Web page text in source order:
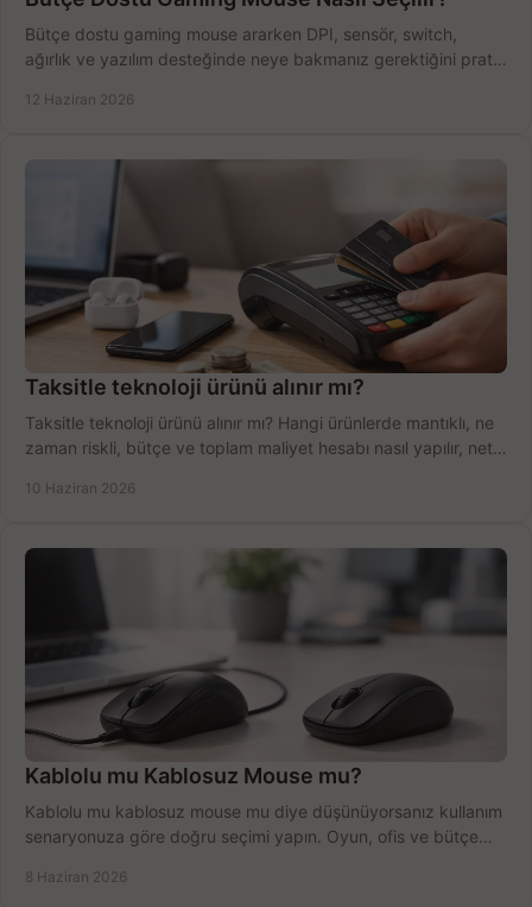
Bütçe dostu gaming mouse ararken DPI, sensör, switch,
ağırlık ve yazılım desteğinde neye bakmanız gerektiğini pratik
12 Haziran 2026
Taksitle teknoloji ürünü alınır mı?
Taksitle teknoloji ürünü alınır mı? Hangi ürünlerde mantıklı, ne
zaman riskli, bütçe ve toplam maliyet hesabı nasıl yapılır, net
10 Haziran 2026
Kablolu mu Kablosuz Mouse mu?
Kablolu mu kablosuz mouse mu diye düşünüyorsanız kullanım
senaryonuza göre doğru seçimi yapın. Oyun, ofis ve bütçe
8 Haziran 2026